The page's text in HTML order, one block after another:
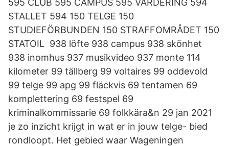
595 CLUB 595 CAMPUS 595 VÄRDERING 594
STALLET 594 150 TELGE 150
STUDIEFÖRBUNDEN 150 STRAFFOMRÅDET 150
STATOIL 938 löfte 938 campus 938 skönhet
938 inomhus 937 musikvideo 937 monte 114
kilometer 99 tällberg 99 voltaires 99 oddevold
99 telge 99 apg 99 fläckvis 69 tentamen 69
komplettering 69 festspel 69
kriminalkommissarie 69 folkkära&n 29 jan 2021
je zo inzicht krijgt in wat er in jouw telge- bied
rondloopt. Het gebied waar Wageningen